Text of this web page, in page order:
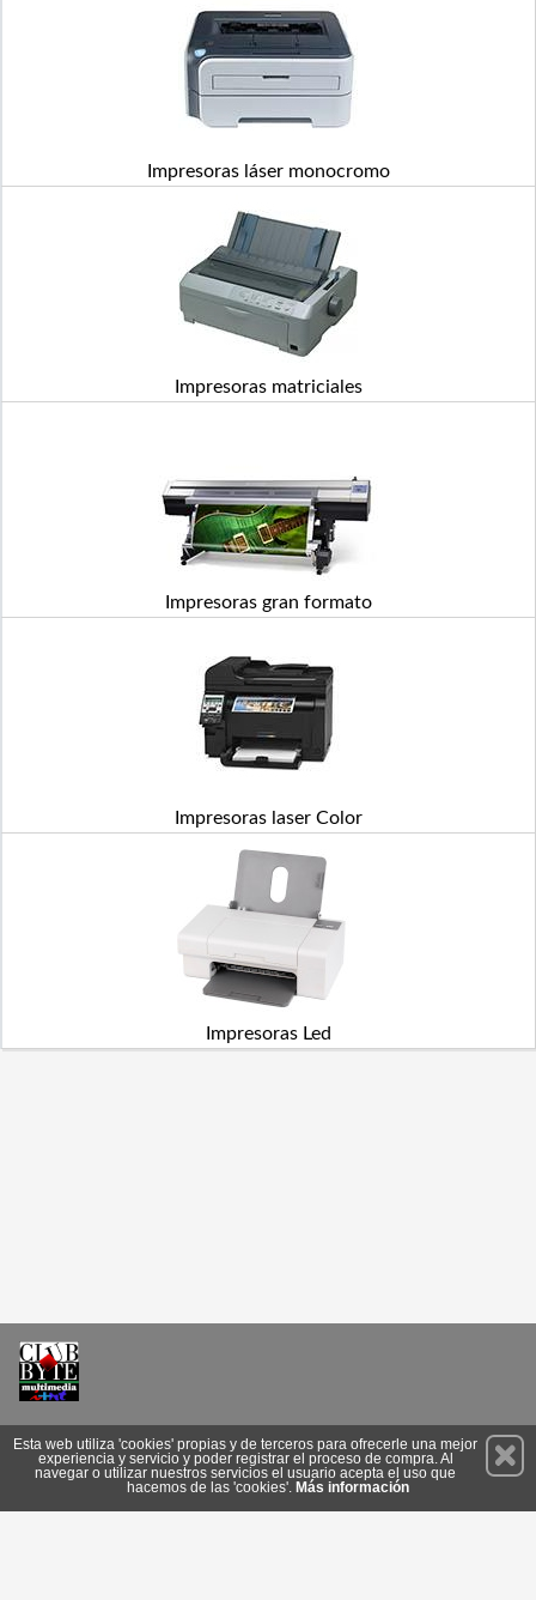
Impresoras láser monocromo
Impresoras matriciales
Impresoras gran formato
Impresoras laser Color
Impresoras Led
Suscríbete
Esta web utiliza 'cookies' propias y de terceros para ofrecerle una mejor
experiencia y servicio y poder registrar el proceso de compra. Al
navegar o utilizar nuestros servicios el usuario acepta el uso que
hacemos de las 'cookies'. Más información